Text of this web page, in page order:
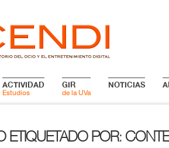
ACTIVIDAD
Estudios
GIR
de la UVa
NOTICIAS
ETIQUETADO POR: